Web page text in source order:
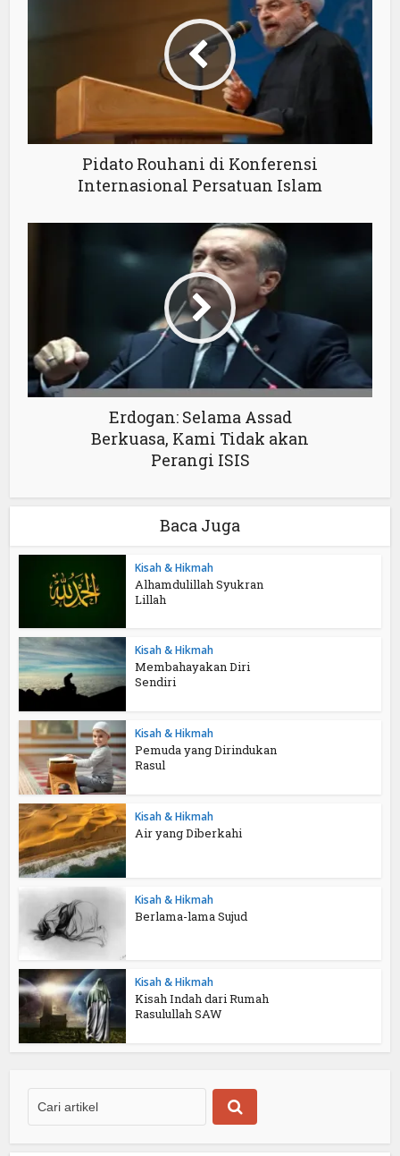
Pidato Rouhani di Konferensi
Internasional Persatuan Islam
Erdogan: Selama Assad
Berkuasa, Kami Tidak akan
Perangi ISIS
Baca Juga
Kisah & Hikmah
Alhamdulillah Syukran
Lillah
Kisah & Hikmah
Membahayakan Diri
Sendiri
Kisah & Hikmah
Pemuda yang Dirindukan
Rasul
Kisah & Hikmah
Air yang Diberkahi
Kisah & Hikmah
Berlama-lama Sujud
Kisah & Hikmah
Kisah Indah dari Rumah
Rasulullah SAW